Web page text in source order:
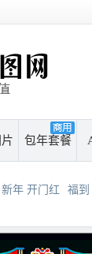
包年套餐
新年 开门红 福到